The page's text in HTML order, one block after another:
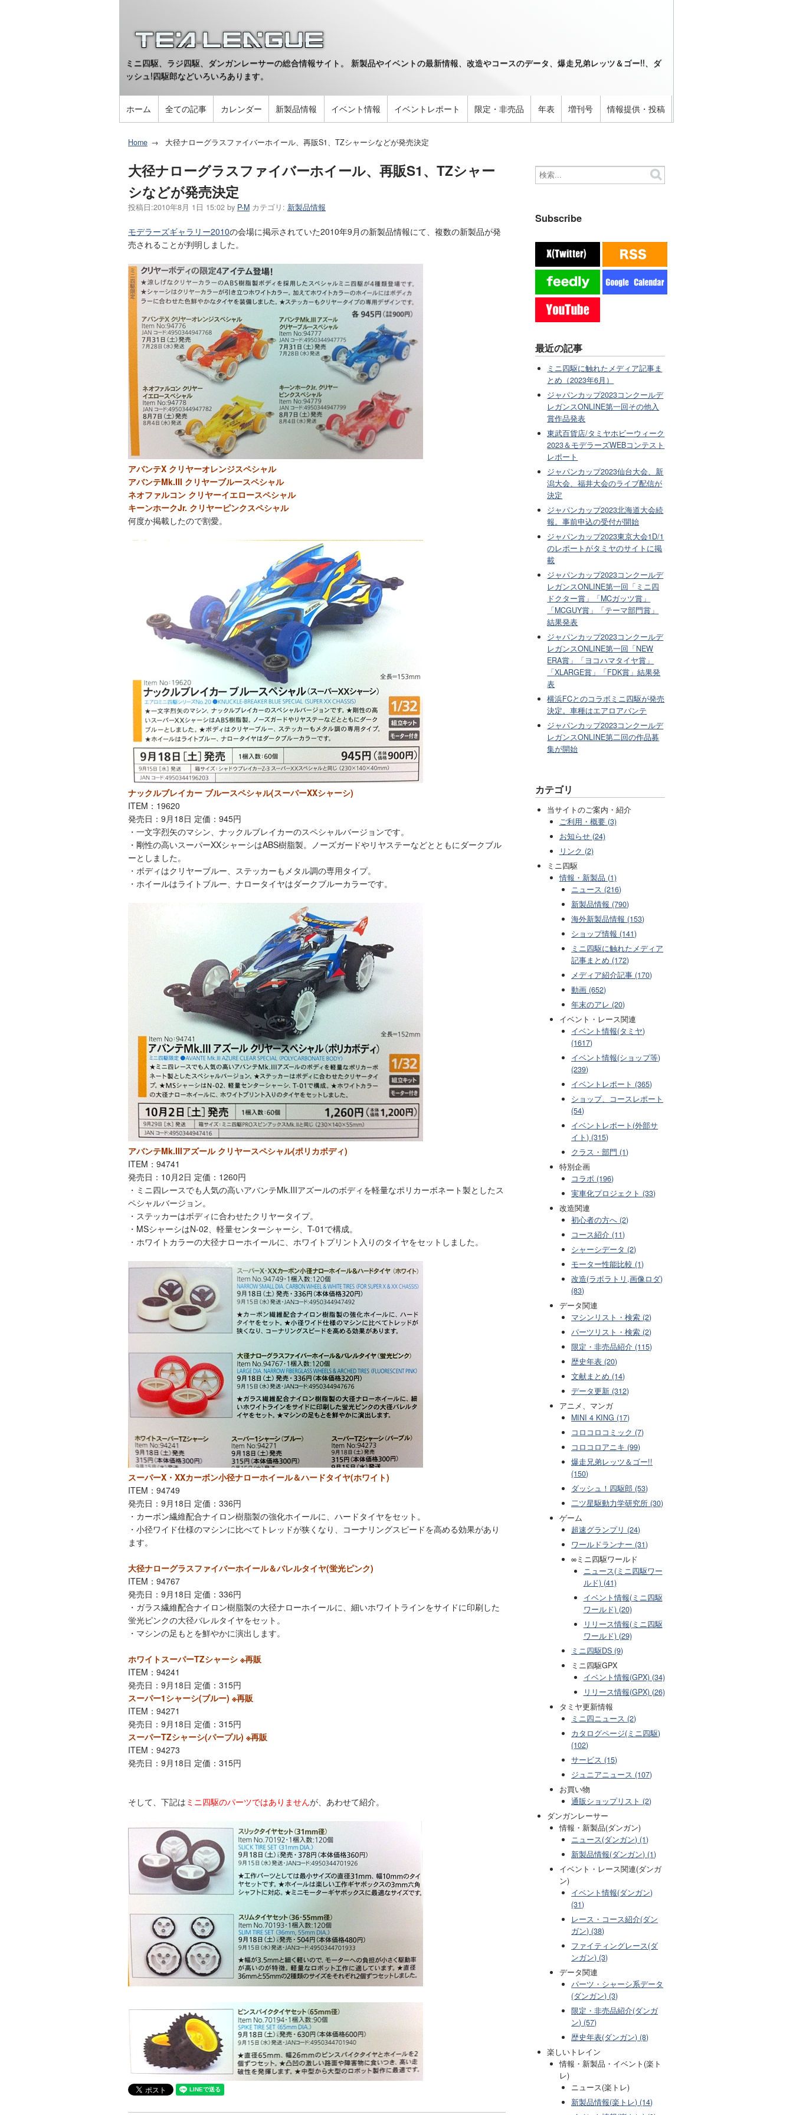
ミニ四駆、ラジ四駆、ダンガンレーサーの総合情報サイト。 新製品やイベントの最新情報、改造やコースのデータ、爆走兄弟レッツ＆ゴー!!、ダ
ッシュ!四駆郎などいろいろあります。
ホーム 全ての記事 カレンダー 新製品情報 イベント情報 イベントレポート 限定・非売品 年表 増刊号 情報提供・投稿
Home 大径ナローグラスファイバーホイール、再販S1、TZシャーシなどが発売決定
大径ナローグラスファイバーホイール、再販S1、TZシャー
シなどが発売決定
投稿日:2010年8月 1日 15:02 by P-M カテゴリ: 新製品情報
モデラーズギャラリー2010の会場に掲示されていた2010年9月の新製品情報にて、複数の新製品が発
売されることが判明しました。
アバンテX クリヤーオレンジスペシャル
アバンテMk.III クリヤーブルースペシャル
ネオファルコン クリヤーイエロースペシャル
キーンホークJr. クリヤーピンクスペシャル
何度か掲載したので割愛。
ナックルブレイカー ブルースペシャル(スーパーXXシャーシ)
ITEM：19620
発売日：9月18日 定価：945円
・一文字烈矢のマシン、ナックルブレイカーのスペシャルバージョンです。
・剛性の高いスーパーXXシャーシはABS樹脂製。ノーズガードやリヤステーなどとともにダークブル
ーとしました。
・ボディはクリヤーブルー、ステッカーもメタル調の専用タイプ。
・ホイールはライトブルー、ナロータイヤはダークブルーカラーです。
アバンテMk.IIIアズール クリヤースペシャル(ポリカボディ)
ITEM：94741
発売日：10月2日 定価：1260円
・ミニ四レースでも人気の高いアバンテMk.IIIアズールのボディを軽量なポリカーボネート製としたス
ペシャルバージョン。
・ステッカーはボディに合わせたクリヤータイプ。
・MSシャーシはN-02、軽量センターシャーシ、T-01で構成。
・ホワイトカラーの大径ナローホイールに、ホワイトプリント入りのタイヤをセットしました。
スーパーX・XXカーボン小径ナローホイール＆ハードタイヤ(ホワイト)
ITEM：94749
発売日：9月18日 定価：336円
・カーボン繊維配合ナイロン樹脂製の強化ホイールに、ハードタイヤをセット。
・小径ワイド仕様のマシンに比べてトレッドが狭くなり、コーナリングスピードを高める効果があり
ます。
大径ナローグラスファイバーホイール＆バレルタイヤ(蛍光ピンク)
ITEM：94767
発売日：9月18日 定価：336円
・ガラス繊維配合ナイロン樹脂製の大径ナローホイールに、細いホワイトラインをサイドに印刷した
蛍光ピンクの大径バレルタイヤをセット。
・マシンの足もとを鮮やかに演出します。
ホワイトスーパーTZシャーシ ※再販
ITEM：94241
発売日：9月18日 定価：315円
スーパー1シャーシ(ブルー) ※再販
ITEM：94271
発売日：9月18日 定価：315円
スーパーTZシャーシ(パープル) ※再販
ITEM：94273
発売日：9月18日 定価：315円
そして、下記は ミニ四駆のパーツではありませんが、あわせて紹介。
Subscribe
最近の記事
ミニ四駆に触れたメディア記事ま
とめ（2023年6月）
ジャパンカップ2023コンクールデ
レガンスONLINE第一回その他入
賞作品発表
東武百貨店/タミヤホビーウィーク
2023＆モデラーズWEBコンテスト
レポート
ジャパンカップ2023仙台大会、新
潟大会、福井大会のライブ配信が
決定
ジャパンカップ2023北海道大会続
報。事前申込の受付が開始
ジャパンカップ2023東京大会1D/1
のレポートがタミヤのサイトに掲
載
ジャパンカップ2023コンクールデ
レガンスONLINE第一回「ミニ四
ドクター賞」「MCガッツ賞」
「MCGUY賞」「テーマ部門賞」
結果発表
ジャパンカップ2023コンクールデ
レガンスONLINE第一回「NEW
ERA賞」「ヨコハマタイヤ賞」
「XLARGE賞」「FDK賞」結果発
表
横浜FCとのコラボミニ四駆が発売
決定。車種はエアロアバンテ
ジャパンカップ2023コンクールデ
レガンスONLINE第二回の作品募
集が開始
カテゴリ
当サイトのご案内・紹介
ご利用・概要 (3)
お知らせ (24)
リンク (2)
ミニ四駆
情報・新製品 (1)
ニュース (216)
新製品情報 (790)
海外新製品情報 (153)
ショップ情報 (141)
ミニ四駆に触れたメディア
記事まとめ (172)
メディア紹介記事 (170)
動画 (652)
年末のアレ (20)
イベント・レース関連
イベント情報(タミヤ)
(1617)
イベント情報(ショップ等)
(239)
イベントレポート (365)
ショップ、コースレポート
(54)
イベントレポート(外部サ
イト) (315)
クラス・部門 (1)
特別企画
コラボ (196)
実車化プロジェクト (33)
改造関連
初心者の方へ (2)
コース紹介 (11)
シャーシデータ (2)
モーター性能比較 (1)
改造(ラボラトリ,画像ロダ)
(83)
データ関連
マシンリスト・検索 (2)
パーツリスト・検索 (2)
限定・非売品紹介 (115)
歴史年表 (20)
文献まとめ (14)
データ更新 (312)
アニメ、マンガ
MINI 4 KING (17)
コロコロコミック (7)
コロコロアニキ (99)
爆走兄弟レッツ＆ゴー!!
(150)
ダッシュ！四駆郎 (53)
二ツ星駆動力学研究所 (30)
ゲーム
超速グランプリ (24)
ワールドランナー (31)
∞ミニ四駆ワールド
ニュース(ミニ四駆ワー
ルド) (41)
イベント情報(ミニ四駆
ワールド) (20)
リリース情報(ミニ四駆
ワールド) (29)
ミニ四駆DS (9)
ミニ四駆GPX
イベント情報(GPX) (34)
リリース情報(GPX) (26)
タミヤ更新情報
ミニ四ニュース (2)
カタログページ(ミニ四駆)
(102)
サービス (15)
ジュニアニュース (107)
お買い物
通販ショップリスト (2)
ダンガンレーサー
情報・新製品(ダンガン)
ニュース(ダンガン) (1)
新製品情報(ダンガン) (1)
イベント・レース関連(ダンガ
ン)
イベント情報(ダンガン)
(31)
レース・コース紹介(ダン
ガン) (38)
ファイティングレース(ダ
ンガン) (3)
データ関連
パーツ・シャーシ系データ
(ダンガン) (3)
限定・非売品紹介(ダンガ
ン) (57)
歴史年表(ダンガン) (8)
楽しいトレイン
情報・新製品・イベント(楽ト
レ)
ニュース(楽トレ)
新製品情報(楽トレ) (14)